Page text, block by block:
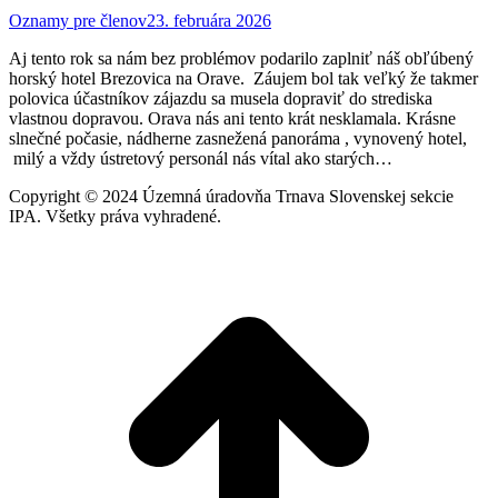
Oznamy pre členov23. februára 2026
Aj tento rok sa nám bez problémov podarilo zaplniť náš obľúbený
horský hotel Brezovica na Orave. Záujem bol tak veľký že takmer
polovica účastníkov zájazdu sa musela dopraviť do strediska
vlastnou dopravou. Orava nás ani tento krát nesklamala. Krásne
slnečné počasie, nádherne zasnežená panoráma , vynovený hotel,
milý a vždy ústretový personál nás vítal ako starých…
Copyright © 2024 Územná úradovňa Trnava Slovenskej sekcie
IPA. Všetky práva vyhradené.